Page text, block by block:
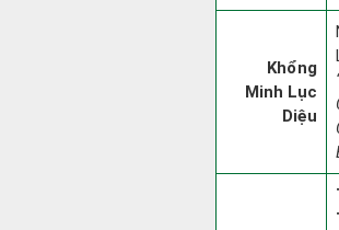
Khổng
Minh Lục
Diệu